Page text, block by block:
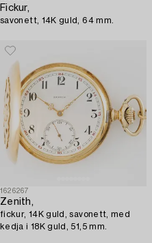
Fickur,
savonett, 14K guld, 64 mm.
1626267
Zenith,
fickur, 14K guld, savonett, med
kedja i 18K guld, 51,5 mm.